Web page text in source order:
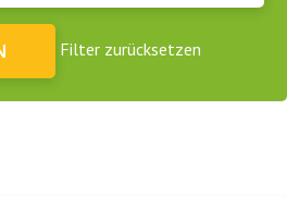
Filter zurücksetzen